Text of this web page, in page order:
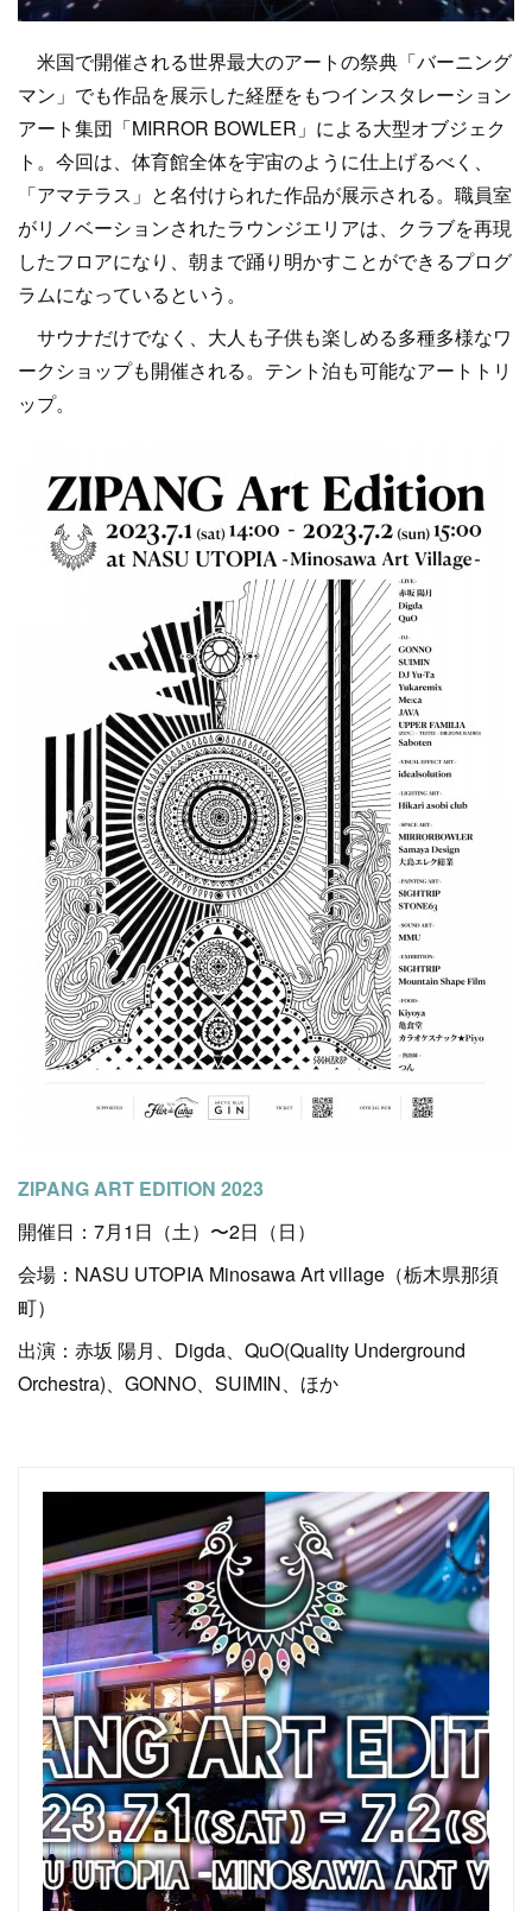
米国で開催される世界最大のアートの祭典「バーニング
マン」でも作品を展示した経歴をもつインスタレーション
アート集団「MIRROR BOWLER」による大型オブジェク
ト。今回は、体育館全体を宇宙のように仕上げるべく、
「アマテラス」と名付けられた作品が展示される。職員室
がリノベーションされたラウンジエリアは、クラブを再現
したフロアになり、朝まで踊り明かすことができるプログ
ラムになっているという。
サウナだけでなく、大人も子供も楽しめる多種多様なワ
ークショップも開催される。テント泊も可能なアートトリ
ップ。
ZIPANG ART EDITION 2023
開催日：7月1日（土）〜2日（日）
会場：NASU UTOPIA Minosawa Art village（栃木県那須
町）
出演：赤坂 陽月、Digda、QuO(Quality Underground
Orchestra)、GONNO、SUIMIN、ほか